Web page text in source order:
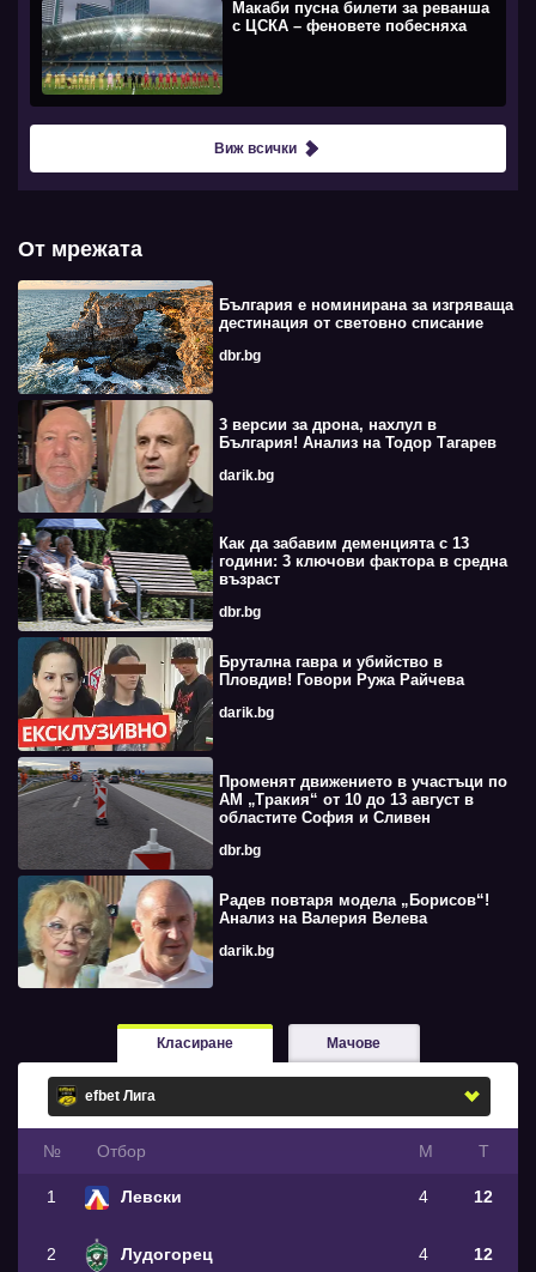
Макаби пусна билети за реванша
с ЦСКА – феновете побесняха
Виж всички
От мрежата
България е номинирана за изгряваща
дестинация от световно списание
dbr.bg
3 версии за дрона, нахлул в
България! Анализ на Тодор Тагарев
darik.bg
Как да забавим деменцията с 13
години: 3 ключови фактора в средна
възраст
dbr.bg
Брутална гавра и убийство в
Пловдив! Говори Ружа Райчева
darik.bg
Променят движението в участъци по
АМ „Тракия“ от 10 до 13 август в
областите София и Сливен
dbr.bg
Радев повтаря модела „Борисов“!
Анализ на Валерия Велева
darik.bg
Класиране Мачове
№ Oтбор М Т
1 Левски 4 12
2 Лудогорец 4 12